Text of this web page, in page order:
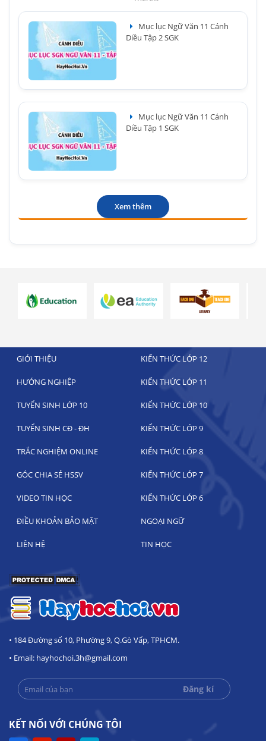
Mục lục Ngữ Văn 11 Cánh
Diều Tập 2 SGK
Mục lục Ngữ Văn 11 Cánh
Diều Tập 1 SGK
Xem thêm
GIỚI THIỆU KIẾN THỨC LỚP 12
HƯỚNG NGHIỆP KIẾN THỨC LỚP 11
TUYỂN SINH LỚP 10 KIẾN THỨC LỚP 10
TUYỂN SINH CĐ - ĐH KIẾN THỨC LỚP 9
TRẮC NGHIỆM ONLINE KIẾN THỨC LỚP 8
GÓC CHIA SẺ HSSV KIẾN THỨC LỚP 7
VIDEO TIN HỌC KIẾN THỨC LỚP 6
ĐIỀU KHOẢN BẢO MẬT NGOẠI NGỮ
LIÊN HỆ TIN HỌC
• 184 Đường số 10, Phường 9, Q.Gò Vấp, TPHCM.
• Email: hayhochoi.3h@gmail.com
KẾT NỐI VỚI CHÚNG TÔI